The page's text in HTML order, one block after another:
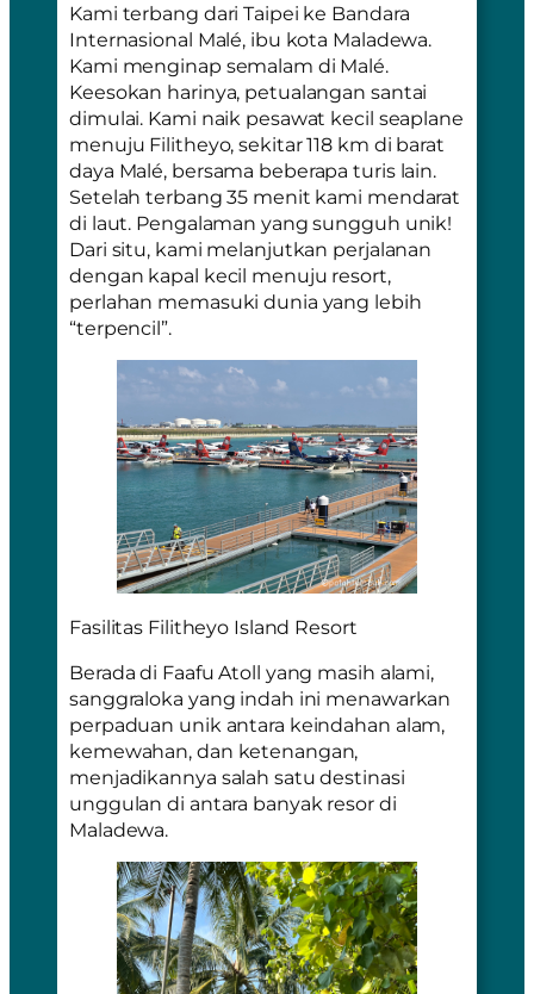
Kami terbang dari Taipei ke Bandara
Internasional Malé, ibu kota Maladewa.
Kami menginap semalam di Malé.
Keesokan harinya, petualangan santai
dimulai. Kami naik pesawat kecil seaplane
menuju Filitheyo, sekitar 118 km di barat
daya Malé, bersama beberapa turis lain.
Setelah terbang 35 menit kami mendarat
di laut. Pengalaman yang sungguh unik!
Dari situ, kami melanjutkan perjalanan
dengan kapal kecil menuju resort,
perlahan memasuki dunia yang lebih
“terpencil”.
Fasilitas Filitheyo Island Resort
Berada di Faafu Atoll yang masih alami,
sanggraloka yang indah ini menawarkan
perpaduan unik antara keindahan alam,
kemewahan, dan ketenangan,
menjadikannya salah satu destinasi
unggulan di antara banyak resor di
Maladewa.